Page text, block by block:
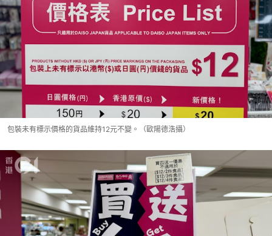
包裝未有標示價格的貨品維持12元不變。（歐陽德浩攝）